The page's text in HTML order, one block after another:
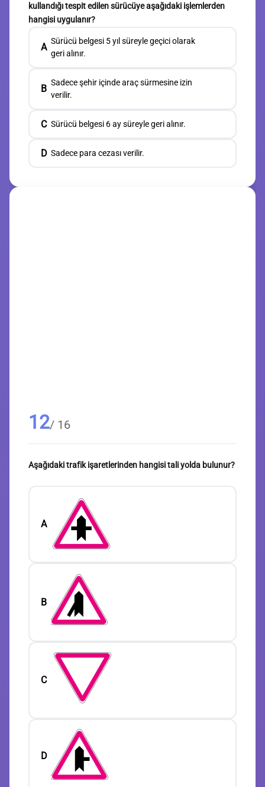
kullandığı tespit edilen sürücüye aşağıdaki işlemlerden
hangisi uygulanır?
A
Sürücü belgesi 5 yıl süreyle geçici olarak
geri alınır.
B
Sadece şehir içinde araç sürmesine izin
verilir.
C Sürücü belgesi 6 ay süreyle geri alınır.
D Sadece para cezası verilir.
12/ 16
Aşağıdaki trafik işaretlerinden hangisi tali yolda bulunur?
A
B
C
D